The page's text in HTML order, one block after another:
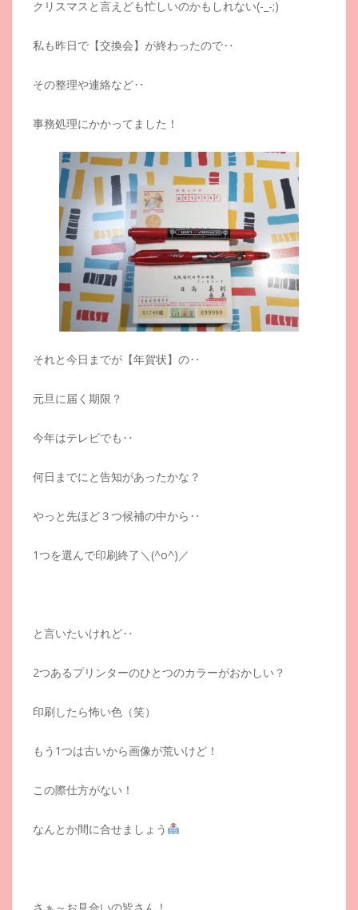
クリスマスと言えども忙しいのかもしれない(-_-;)
私も昨日で【交換会】が終わったので‥
その整理や連絡など‥
事務処理にかかってました！
それと今日までが【年賀状】の‥
元旦に届く期限？
今年はテレビでも‥
何日までにと告知があったかな？
やっと先ほど３つ候補の中から‥
1つを選んで印刷終了＼(^o^)／
と言いたいけれど‥
2つあるプリンターのひとつのカラーがおかしい？
印刷したら怖い色（笑）
もう1つは古いから画像が荒いけど！
この際仕方がない！
なんとか間に合せましょう
さぁ～お見合いの皆さん！